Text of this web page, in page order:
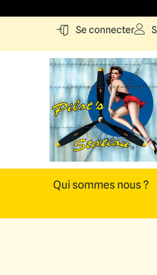
Se connecter
Qui sommes nous ?